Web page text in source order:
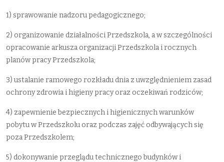
1) sprawowanie nadzoru pedagogicznego;
2) organizowanie działalności Przedszkola, a w szczególności
opracowanie arkusza organizacji Przedszkola i rocznych
planów pracy Przedszkola;
3) ustalanie ramowego rozkładu dnia z uwzględnieniem zasad
ochrony zdrowia i higieny pracy oraz oczekiwań rodziców;
4) zapewnienie bezpiecznych i higienicznych warunków
pobytu w Przedszkolu oraz podczas zajęć odbywających się
poza Przedszkolem;
5) dokonywanie przeglądu technicznego budynków i